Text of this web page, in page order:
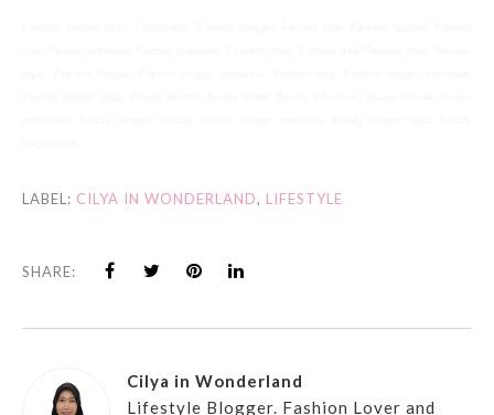
LABEL: CILYA IN WONDERLAND, LIFESTYLE
SHARE:
Cilya in Wonderland
Lifestyle Blogger. Fashion Lover and